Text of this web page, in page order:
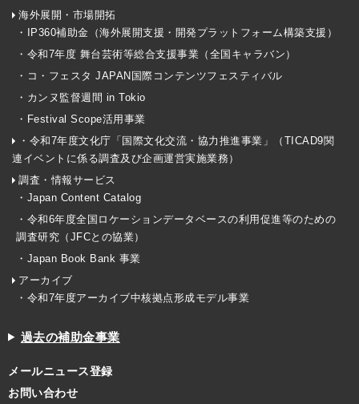
海外展開・市場開拓
・IP360補助金（海外展開支援・開発プラットフォーム構築支援）
・令和7年度 舞台芸術等総合支援事業（全国キャラバン）
・コ・フェスタ JAPAN国際コンテンツフェスティバル
・カンヌ監督週間 in Tokio
・Festival Scope活用事業
・令和7年度文化庁「国際文化交流・協力推進事業」（TICAD9関
連イベントに係る調査及び企画運営実施業務）
調査・情報サービス
・Japan Content Catalog
・令和6年度全国ロケーションデータベースの利用促進等のための
調査研究（JFCとの協業）
・Japan Book Bank 事業
アーカイブ
・令和7年度アーカイブ中核拠点形成モデル事業
過去の補助金事業
メールニュース登録
お問い合わせ